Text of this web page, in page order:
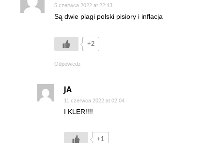
5 czerwca 2022 at 22:43
Są dwie plagi polski pisiory i inflacja
+2
Odpowiedz
JA
11 czerwca 2022 at 02:04
I KLER!!!!
+1